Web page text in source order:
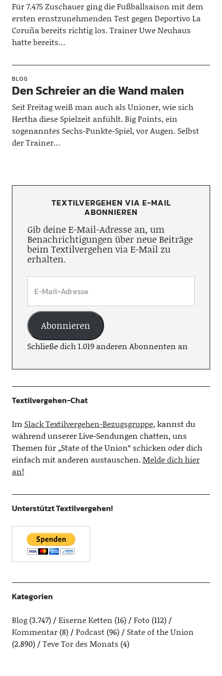
Für 7.475 Zuschauer ging die Fußballsaison mit dem
ersten ernstzunehmenden Test gegen Deportivo La
Coruña bereits richtig los. Trainer Uwe Neuhaus
hatte bereits…
BLOG
Den Schreier an die Wand malen
Seit Freitag weiß man auch als Unioner, wie sich
Hertha diese Spielzeit anfühlt. Big Points, ein
sogenanntes Sechs-Punkte-Spiel, vor Augen. Selbst
der Trainer…
TEXTILVERGEHEN VIA E-MAIL
ABONNIEREN
Gib deine E-Mail-Adresse an, um
Benachrichtigungen über neue Beiträge
beim Textilvergehen via E-Mail zu
erhalten.
Abonnieren
Schließe dich 1.019 anderen Abonnenten an
Textilvergehen-Chat
Im Slack Textilvergehen-Bezugsgruppe, kannst du
während unserer Live-Sendungen chatten, uns
Themen für „State of the Union“ schicken oder dich
einfach mit anderen austauschen.Melde dich hier
an!
Unterstützt Textilvergehen!
Kategorien
Blog(3.747) Eiserne Ketten (16) Foto (112)
Kommentar(8) Podcast(96)
State of the Union
(2.890)
Teve Tor des Monats (4)